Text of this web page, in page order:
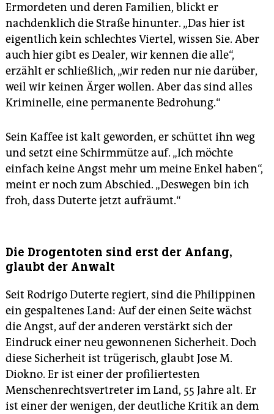
Ermordeten und deren Familien, blickt er
nachdenklich die Straße hinunter. „Das hier ist
eigentlich kein schlechtes Viertel, wissen Sie. Aber
auch hier gibt es Dealer, wir kennen die alle“,
erzählt er schließlich, „wir reden nur nie darüber,
weil wir keinen Ärger wollen. Aber das sind alles
Kriminelle, eine permanente Bedrohung.“
Sein Kaffee ist kalt geworden, er schüttet ihn weg
und setzt eine Schirmmütze auf. „Ich möchte
einfach keine Angst mehr um meine Enkel haben“,
meint er noch zum Abschied. „Deswegen bin ich
froh, dass Duterte jetzt aufräumt.“
Die Drogentoten sind erst der Anfang,
glaubt der Anwalt
Seit Rodrigo Duterte regiert, sind die Philippinen
ein gespaltenes Land: Auf der einen Seite wächst
die Angst, auf der anderen verstärkt sich der
Eindruck einer neu gewonnenen Sicherheit. Doch
diese Sicherheit ist trügerisch, glaubt Jose M.
Diokno. Er ist einer der profiliertesten
Menschenrechtsvertreter im Land, 55 Jahre alt. Er
ist einer der wenigen, der deutliche Kritik an dem